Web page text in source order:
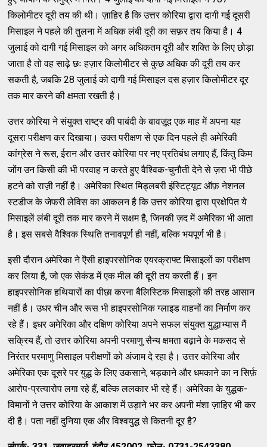
किलोमीटर दूरी तय की थी। ज़ाहिर है कि उत्तर कोरिया द्वारा दागी गई दूसरी
मिसाइल ने पहले की तुलना में अधिक लंबी दूरी का सफ़र तय किया है। 4
जुलाई को दागी गई मिसाइल को अगर अधिकतम दूरी और शक्ति के लिए छोड़ा
जाता है तो वह साढ़े छः हज़ार किलोमीटर से कुछ अधिक की दूरी तय कर
सकती है, जबकि 28 जुलाई को दागी गई मिसाइल दस हज़ार किलोमीटर दूर
तक मार करने की क्षमता रखती है।
उत्तर कोरिया ने संयुक्त राष्ट्र की पाबंदी के बावज़ूद एक माह में अपना यह
दूसरा परीक्षण कर दिखाया। उक्त परीक्षण से एक दिन पहले ही अमेरिकी
कांग्रेस ने रूस, ईरान और उत्तर कोरिया पर नए प्रतिबंध लगाए हैं, किंतु किम
जोंग उन किसी की भी परवाह न करते हुए वैश्विक-चुनौती देने से ज़रा भी पीछे
हटने को राज़ी नहीं है। अमेरिका स्थित मिड्लबरी इंस्टिट्यूट ऑफ़ नेशनल
स्टडीज के जेफरी लेविस का आकलन है कि उत्तर कोरिया द्वारा प्रक्षेपित ये
मिसाइलें लंबी दूरी तक मार करने में सक्षम है, जिनकी ज़द में अमेरिका भी आता
है। इस सबसे वैश्विक स्थिति तनावपूर्ण ही नहीं, बल्कि भयपूर्ण भी है।
इसी दौरान अमेरिका ने ऎसी हाइपरसोनिक एयरक्राफ्ट मिसाइलों का परीक्षण
कर लिया है, जो एक सेकंड में एक मील की दूरी तय करती हैं। इन
हाइपरसोनिक हथियारों का पीछा करना बैलिस्टिक मिसाइलों की तरह आसान
नहीं है। उधर चीन और रूस भी हाइपरसोनिक ग्लाइड वाहनों का निर्माण कर
रहे हैं। इधर अमेरिका और दक्षिण कोरिया अपने सफल संयुक्त युद्धाभ्यास मैं
सक्रिय हैं, तो उत्तर कोरिया अपनी परमाणु सैन्य क्षमता बढ़ाने के मकसद से
निरंतर परमाणु मिसाइल परीक्षणों को अंजाम दे रहा है। उत्तर कोरिया और
अमेरिका एक दूसरे पर युद्ध के लिए उकसाने, भड़काने और धमकाने का न सिर्फ़
आरोप-प्रत्यारोप लगा रहे हैं, बल्कि ललकार भी रहे हैं। अमेरिका के युद्धक-
विमानों ने उत्तर कोरिया के आकाश में उड़ाने भर कर अपनी मंशा ज़ाहिर भी कर
दी है। पता नहीं दुनिया एक और विश्वयुद्ध से कितनी दूर है?